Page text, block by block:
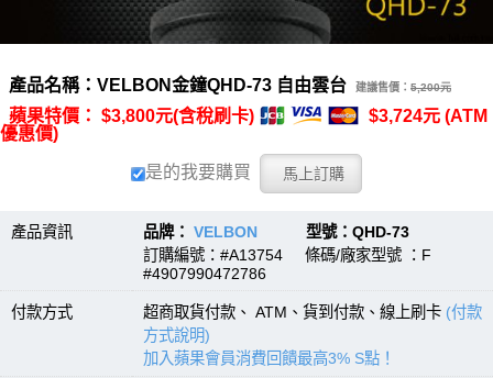
產品名稱：VELBON金鐘QHD-73 自由雲台 建議售價： 5,200元
蘋果特價： $3,800元(含稅刷卡)
$3,724元 (ATM
優惠價)
是的我要購買
產品資訊 品牌： VELBON 型號：QHD-73
訂購編號：#A13754 條碼/廠家型號 ：F
#4907990472786
付款方式 超商取貨付款、 ATM、貨到付款、線上刷卡 (付款
方式說明)
加入蘋果會員消費回饋最高3% S點！